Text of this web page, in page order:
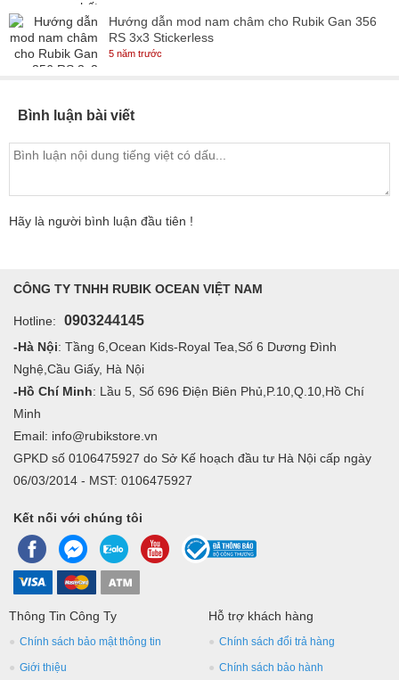
Hướng dẫn mod nam châm cho Rubik Gan 356
RS 3x3 Stickerless
5 năm trước
Bình luận bài viết
Hãy là người bình luận đầu tiên !
CÔNG TY TNHH RUBIK OCEAN VIỆT NAM
Hotline: 0903244145
-Hà Nội: Tầng 6,Ocean Kids-Royal Tea,Số 6 Dương Đình
Nghệ,Cầu Giấy, Hà Nội
-Hồ Chí Minh: Lầu 5, Số 696 Điện Biên Phủ,P.10,Q.10,Hồ Chí
Minh
Email: info@rubikstore.vn
GPKD số 0106475927 do Sở Kế hoạch đầu tư Hà Nội cấp ngày
06/03/2014 - MST: 0106475927
Kết nối với chúng tôi
Thông Tin Công Ty
Chính sách bảo mật thông tin
Giới thiệu
Hỗ trợ khách hàng
Chính sách đổi trả hàng
Chính sách bảo hành